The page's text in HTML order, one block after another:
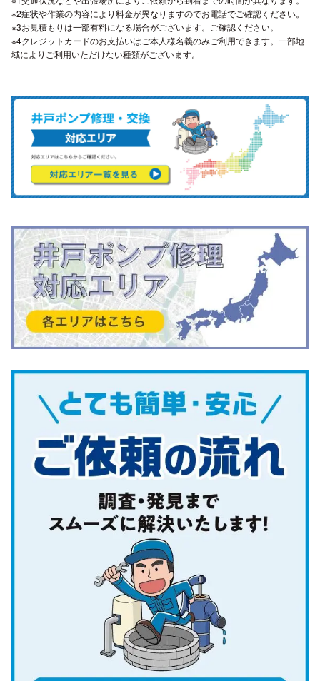
※2症状や作業の内容により料金が異なりますのでお電話でご確認ください。
※3お見積もりは一部有料になる場合がございます。ご確認ください。
※4クレジットカードのお支払いはご本人様名義のみご利用できます。一部地
域によりご利用いただけない種類がございます。